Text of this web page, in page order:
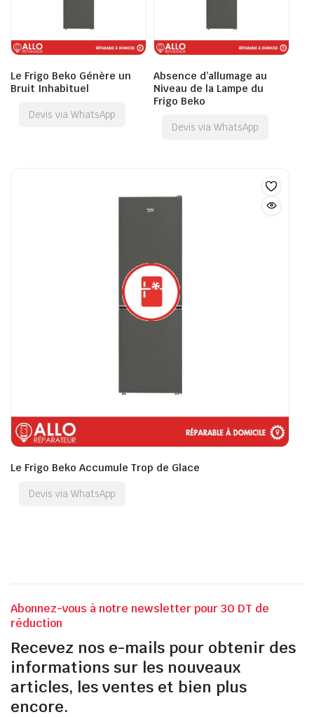
Le Frigo Beko Génère un
Bruit Inhabituel
Devis via WhatsApp
Absence d’allumage au
Niveau de la Lampe du
Frigo Beko
Devis via WhatsApp
Le Frigo Beko Accumule Trop de Glace
Devis via WhatsApp
Abonnez-vous à notre newsletter pour 30 DT de
réduction
Recevez nos e-mails pour obtenir des
informations sur les nouveaux
articles, les ventes et bien plus
encore.